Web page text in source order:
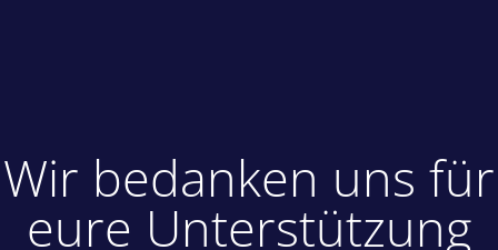
Wir bedanken uns für
eure Unterstützung